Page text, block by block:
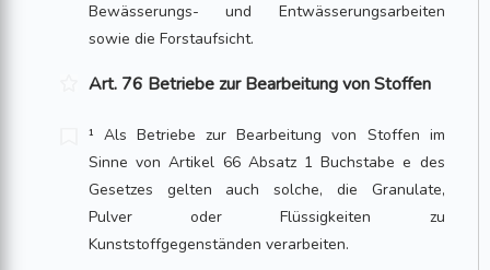
Bewässerungs- und Entwässerungsarbeiten
sowie die Forstaufsicht.
Art. 76 Betriebe zur Bearbeitung von Stoffen
¹ Als Betriebe zur Bearbeitung von Stoffen im
Sinne von Artikel 66 Absatz 1 Buch­stabe e des
Gesetzes gelten auch solche, die Granulate,
Pulver oder Flüssig­kei­ten zu
Kunststoffgegenständen verarbeiten.